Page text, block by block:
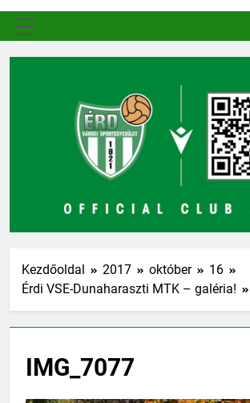
Kezdőoldal 2017 október
16
Érdi VSE-Dunaharaszti MTK – galéria!
IMG_7077